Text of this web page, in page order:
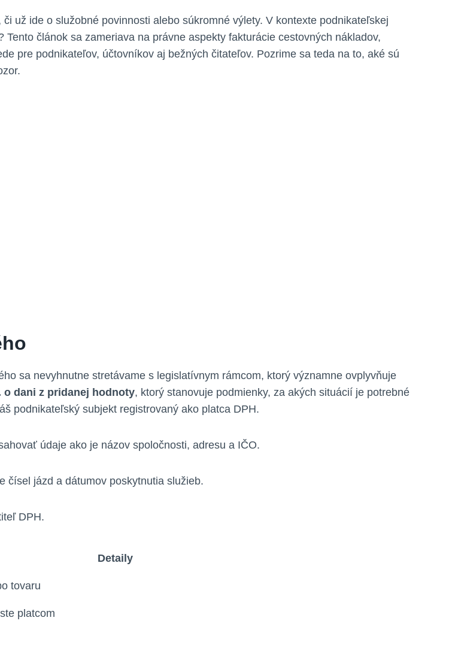
už ide o služobné povinnosti alebo súkromné výlety. V kontexte podnikateľskej
článok sa zameriava na právne aspekty fakturácie cestovných nákladov,
pre podnikateľov, účtovníkov aj bežných čitateľov. Pozrime sa teda na to, aké sú
sa nevyhnutne stretávame s legislatívnym rámcom, ktorý významne ovplyvňuje
o dani z pridanej hodnoty, ktorý stanovuje podmienky, za akých situácií je potrebné
podnikateľský subjekt registrovaný ako platca DPH.
údaje ako je názov spoločnosti, adresu a IČO.
čísel jázd a dátumov poskytnutia služieb.
DPH.
Detaily
tovaru
platcom